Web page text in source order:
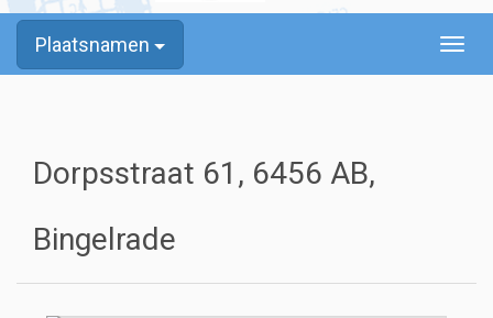
Plaatsnamen
Dorpsstraat 61, 6456 AB,
Bingelrade